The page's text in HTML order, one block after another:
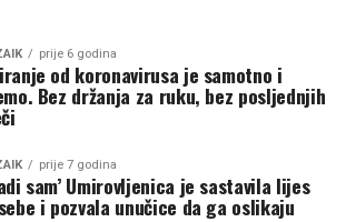
prije 6 godina
od koronavirusa je samotno i
Bez držanja za ruku, bez posljednjih
prije 7 godina
sam’ Umirovljenica je sastavila lijes
i pozvala unučice da ga oslikaju